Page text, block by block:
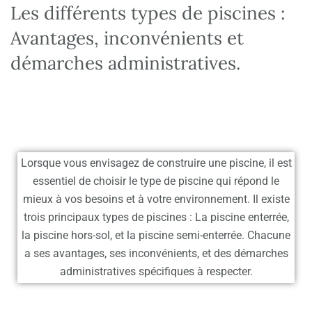
Les différents types de piscines :
Avantages, inconvénients et
démarches administratives.
Lorsque vous envisagez de construire une piscine, il est
essentiel de choisir le type de piscine qui répond le
mieux à vos besoins et à votre environnement. Il existe
trois principaux types de piscines : La piscine enterrée,
la piscine hors-sol, et la piscine semi-enterrée. Chacune
a ses avantages, ses inconvénients, et des démarches
administratives spécifiques à respecter.